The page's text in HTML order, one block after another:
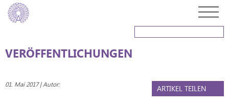
VERÖFFENTLICHUNGEN
01. Mai 2017 | Autor: ARTIKEL TEILEN